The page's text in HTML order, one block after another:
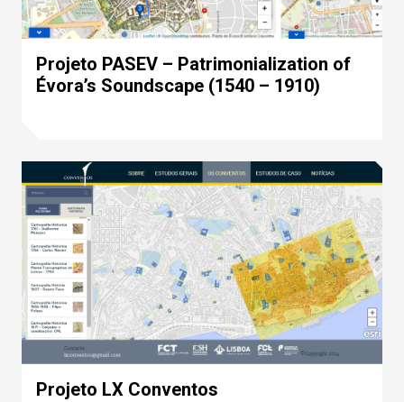
Projeto PASEV – Patrimonialization of
Évora’s Soundscape (1540 – 1910)
Projeto LX Conventos